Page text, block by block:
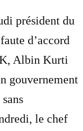
président du
d’accord
Albin Kurti
gouvernement
le chef